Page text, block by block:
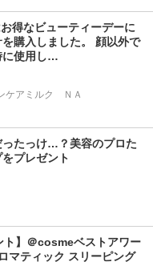
得なビューティーデーに
購入しました。 顔以外で
に使用し…
ケアミルク　ＮＡ
ったっけ…？美容のプロた
プレゼント
ト】＠cosmeベストアワー
マティック スリーピング